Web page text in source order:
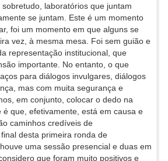
laboratórios que juntam
se juntam. Este é um momento
foi um momento em que alguns se
vez, à mesma mesa. Foi sem guião e
representação institucional, que
importante. No entanto, o que
para diálogos invulgares, diálogos
mas com muita segurança e
em conjunto, colocar o dedo na
é que, efetivamente, está em causa e
caminhos credíveis de
desta primeira ronda de
uma sessão presencial e duas em
que foram muito positivos e